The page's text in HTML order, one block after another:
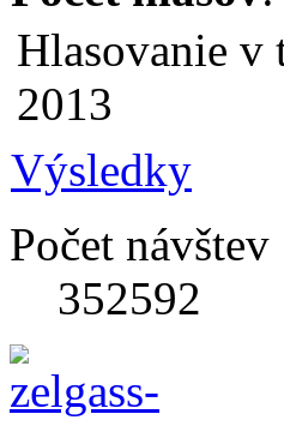
Hlasovanie v
2013
Výsledky
Počet návštev
352592